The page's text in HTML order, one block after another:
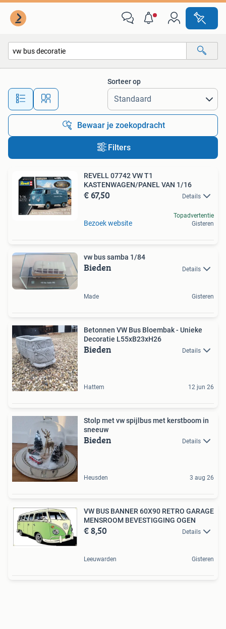
Alle afstanden…
Sorteer op
Bewaar je zoekopdracht
Filters
REVELL 07742 VW T1
KASTENWAGEN/PANEL VAN 1/16
€ 67,50 Details
Bezoek website
Topadvertentie
Gisteren
vw bus samba 1/84
Bieden Details
Made Gisteren
Betonnen VW Bus Bloembak - Unieke
Decoratie L55xB23xH26
Bieden Details
Hattem 12 jun 26
Stolp met vw spijlbus met kerstboom in
sneeuw
Bieden Details
Heusden 3 aug 26
VW BUS BANNER 60X90 RETRO GARAGE
MENSROOM BEVESTIGGING OGEN
€ 8,50 Details
Leeuwarden Gisteren